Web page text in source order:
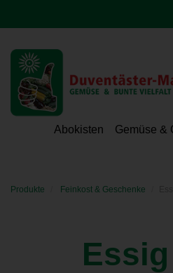
Hoeri - Gemüse
Abokisten Gemüse &
Produkte Feinkost & Geschenke